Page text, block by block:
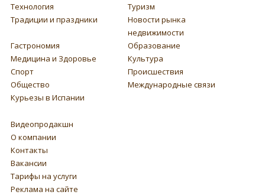
Технология
Туризм
Традиции и праздники
Новости рынка
недвижимости
Гастрономия
Образование
Медицина и Здоровье
Культура
Спорт
Происшествия
Общество
Международные связи
Курьезы в Испании
Видеопродакшн
О компании
Контакты
Вакансии
Тарифы на услуги
Реклама на сайте